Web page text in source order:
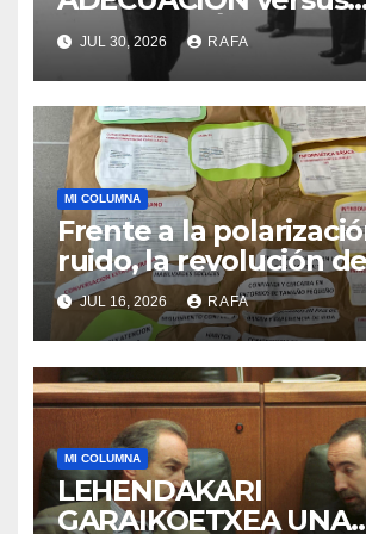
SUSTITUCIÓN
JUL 30, 2026 RAFA
MI COLUMNA
Frente a la
ruido, la revolución
acogida
JUL 16, 2026 RAFA
MI COLUMNA
LEHENDAKARI
GARAIKOETXEA UNA